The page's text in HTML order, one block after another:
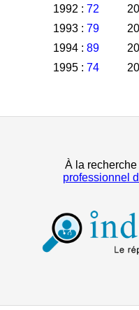
1992 : 72
1993 : 79
1994 : 89
1995 : 74
À la
professionnel